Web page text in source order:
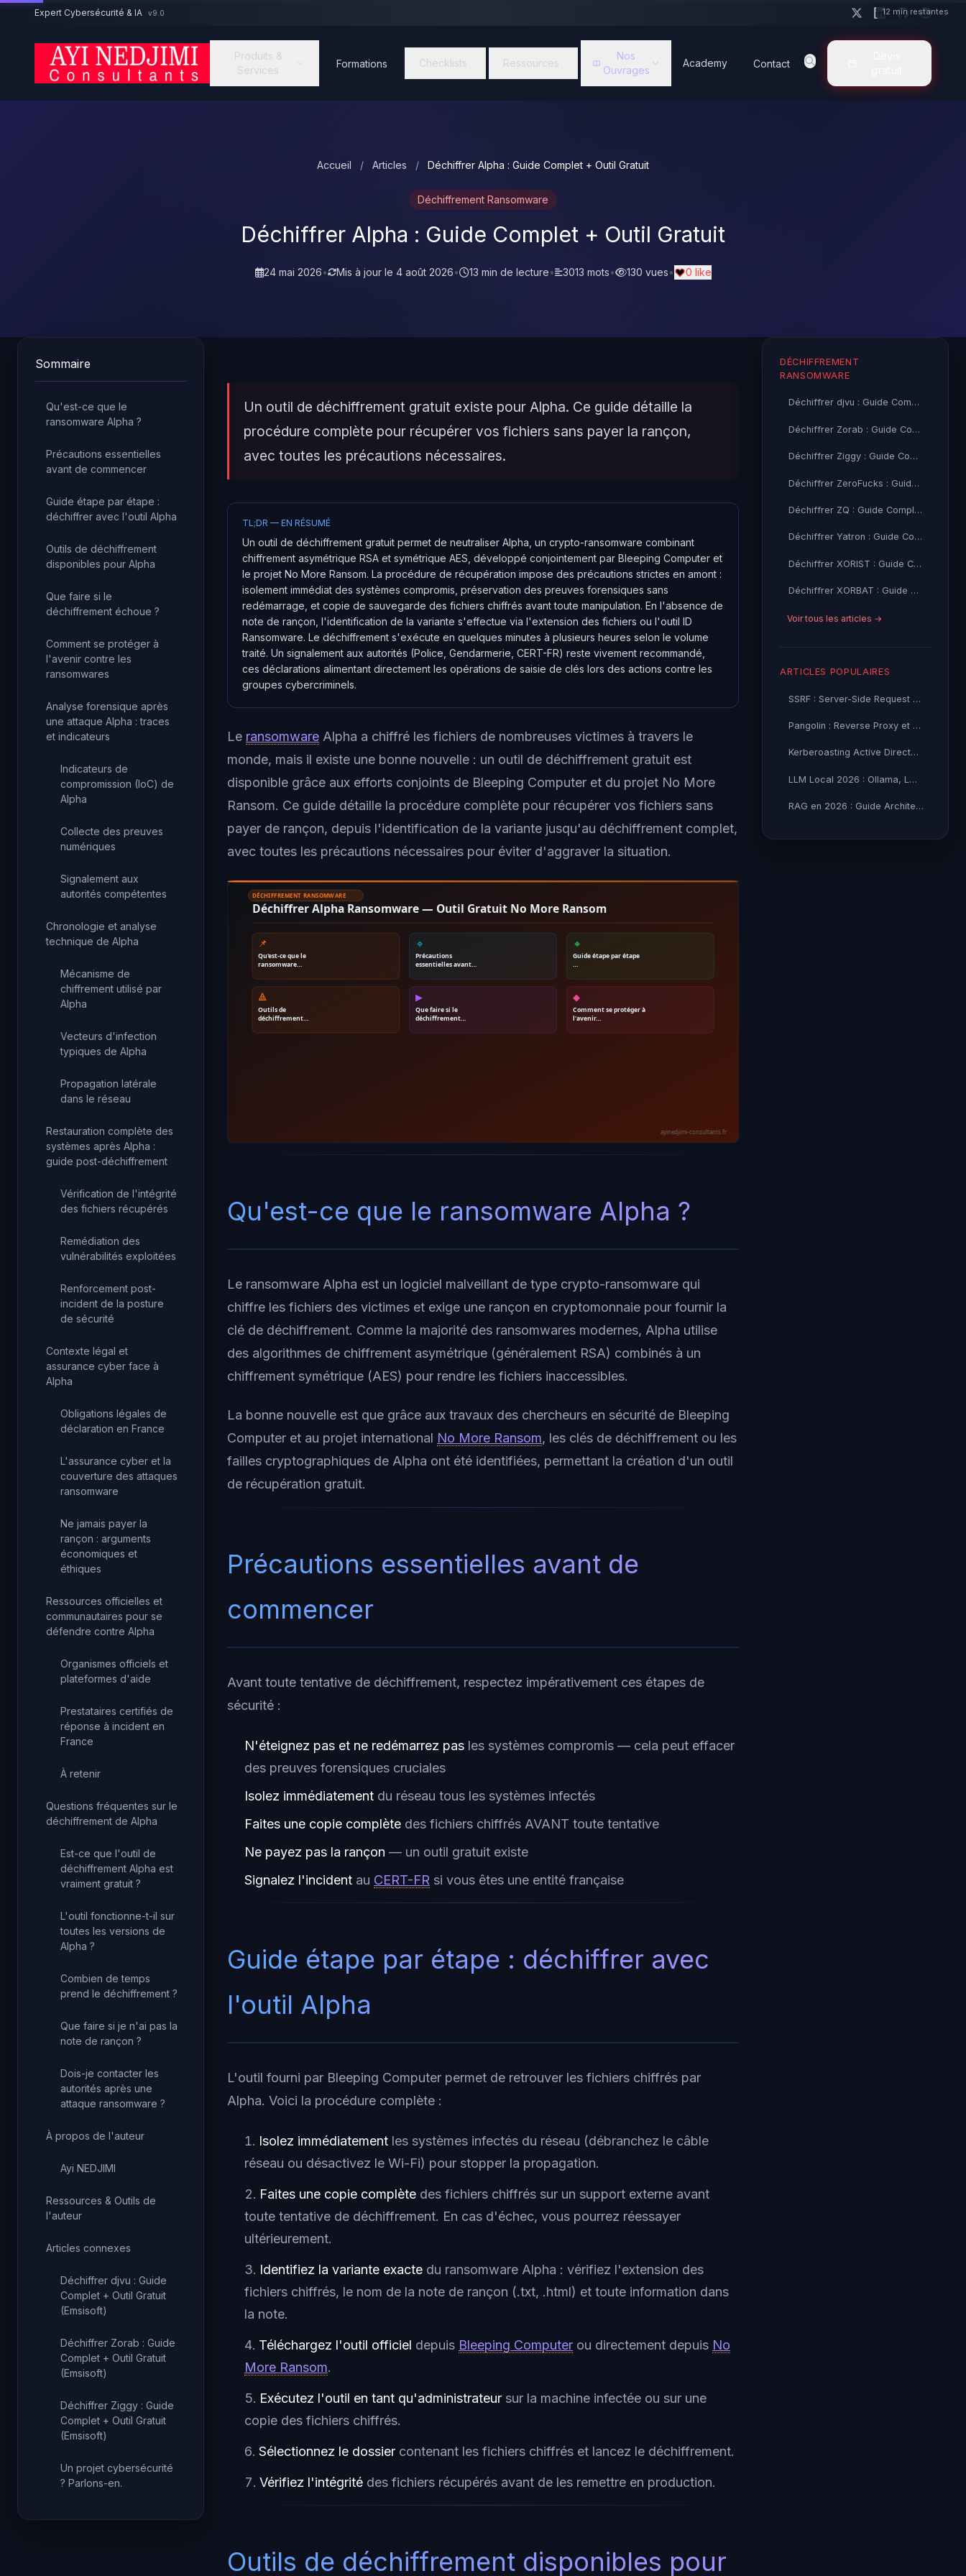
Aller au contenu principal
Expert Cybersécurité & IA v9.0
Produits &
Services
Formations Checklists Ressources
Nos
Ouvrages
Academy Contact
Accueil / Articles / Déchiffrer Alpha : Guide Complet + Outil Gratuit
Déchiffrement Ransomware
Déchiffrer Alpha : Guide Complet + Outil Gratuit
24 mai 2026• Mis à jour le 4 août 2026• 13 min de lecture• 3013 mots• 130 vues• 0 like
Sommaire
Qu'est-ce que le
ransomware Alpha ?
Précautions essentielles
avant de commencer
Guide étape par étape :
déchiffrer avec l'outil Alpha
Outils de déchiffrement
disponibles pour Alpha
Que faire si le
déchiffrement échoue ?
Comment se protéger à
l'avenir contre les
ransomwares
Analyse forensique après
une attaque Alpha : traces
et indicateurs
Indicateurs de
compromission (IoC) de
Alpha
Collecte des preuves
numériques
Signalement aux
autorités compétentes
Chronologie et analyse
technique de Alpha
Mécanisme de
chiffrement utilisé par
Alpha
Vecteurs d'infection
typiques de Alpha
Propagation latérale
dans le réseau
Restauration complète des
systèmes après Alpha :
guide post-déchiffrement
Vérification de l'intégrité
des fichiers récupérés
Remédiation des
vulnérabilités exploitées
Renforcement post-
incident de la posture
de sécurité
Contexte légal et
assurance cyber face à
Alpha
Obligations légales de
déclaration en France
L'assurance cyber et la
couverture des attaques
ransomware
Ne jamais payer la
rançon : arguments
économiques et
éthiques
Ressources officielles et
communautaires pour se
défendre contre Alpha
Organismes officiels et
plateformes d'aide
Prestataires certifiés de
réponse à incident en
France
À retenir
Questions fréquentes sur le
déchiffrement de Alpha
Est-ce que l'outil de
déchiffrement Alpha est
vraiment gratuit ?
L'outil fonctionne-t-il sur
toutes les versions de
Alpha ?
Combien de temps
prend le déchiffrement ?
Que faire si je n'ai pas la
note de rançon ?
Dois-je contacter les
autorités après une
attaque ransomware ?
À propos de l'auteur
Ayi NEDJIMI
Ressources & Outils de
l'auteur
Articles connexes
Déchiffrer djvu : Guide
Complet + Outil Gratuit
(Emsisoft)
Déchiffrer Zorab : Guide
Complet + Outil Gratuit
(Emsisoft)
Déchiffrer Ziggy : Guide
Complet + Outil Gratuit
(Emsisoft)
Un projet cybersécurité
? Parlons-en.
Un outil de déchiffrement gratuit existe pour Alpha. Ce guide détaille la
procédure complète pour récupérer vos fichiers sans payer la rançon,
avec toutes les précautions nécessaires.
TL;DR — EN RÉSUMÉ
Un outil de déchiffrement gratuit permet de neutraliser Alpha, un crypto-ransomware combinant
chiffrement asymétrique RSA et symétrique AES, développé conjointement par Bleeping Computer et
le projet No More Ransom. La procédure de récupération impose des précautions strictes en amont :
isolement immédiat des systèmes compromis, préservation des preuves forensiques sans
redémarrage, et copie de sauvegarde des fichiers chiffrés avant toute manipulation. En l'absence de
note de rançon, l'identification de la variante s'effectue via l'extension des fichiers ou l'outil ID
Ransomware. Le déchiffrement s'exécute en quelques minutes à plusieurs heures selon le volume
traité. Un signalement aux autorités (Police, Gendarmerie, CERT-FR) reste vivement recommandé,
ces déclarations alimentant directement les opérations de saisie de clés lors des actions contre les
groupes cybercriminels.
Le ransomware Alpha a chiffré les fichiers de nombreuses victimes à travers le
monde, mais il existe une bonne nouvelle : un outil de déchiffrement gratuit est
disponible grâce aux efforts conjoints de Bleeping Computer et du projet No More
Ransom. Ce guide détaille la procédure complète pour récupérer vos fichiers sans
payer de rançon, depuis l'identification de la variante jusqu'au déchiffrement complet,
avec toutes les précautions nécessaires pour éviter d'aggraver la situation.
DÉCHIFFREMENT RANSOMWARE
Déchiffrer Alpha Ransomware — Outil Gratuit No More Ransom
📌
Qu'est-ce que le
ransomware…
🔹
Précautions
essentielles avant…
🔸
Guide étape par étape
…
🔺
Outils de
déchiffrement…
▶
Que faire si le
déchiffrement…
◆
Comment se protéger à
l'avenir…
ayinedjimi-consultants.fr
Qu'est-ce que le ransomware Alpha ?
Le ransomware Alpha est un logiciel malveillant de type crypto-ransomware qui
chiffre les fichiers des victimes et exige une rançon en cryptomonnaie pour fournir la
clé de déchiffrement. Comme la majorité des ransomwares modernes, Alpha utilise
des algorithmes de chiffrement asymétrique (généralement RSA) combinés à un
chiffrement symétrique (AES) pour rendre les fichiers inaccessibles.
La bonne nouvelle est que grâce aux travaux des chercheurs en sécurité de Bleeping
Computer et au projet international No More Ransom, les clés de déchiffrement ou les
failles cryptographiques de Alpha ont été identifiées, permettant la création d'un outil
de récupération gratuit.
Précautions essentielles avant de
commencer
Avant toute tentative de déchiffrement, respectez impérativement ces étapes de
sécurité :
N'éteignez pas et ne redémarrez pas les systèmes compromis — cela peut effacer
des preuves forensiques cruciales
Isolez immédiatement du réseau tous les systèmes infectés
Faites une copie complète des fichiers chiffrés AVANT toute tentative
Ne payez pas la rançon — un outil gratuit existe
Signalez l'incident au CERT-FR si vous êtes une entité française
Guide étape par étape : déchiffrer avec
l'outil Alpha
L'outil fourni par Bleeping Computer permet de retrouver les fichiers chiffrés par
Alpha. Voici la procédure complète :
Isolez immédiatement les systèmes infectés du réseau (débranchez le câble
réseau ou désactivez le Wi-Fi) pour stopper la propagation.
Faites une copie complète des fichiers chiffrés sur un support externe avant
toute tentative de déchiffrement. En cas d'échec, vous pourrez réessayer
ultérieurement.
Identifiez la variante exacte du ransomware Alpha : vérifiez l'extension des
fichiers chiffrés, le nom de la note de rançon (.txt, .html) et toute information dans
la note.
Téléchargez l'outil officiel depuis Bleeping Computer ou directement depuis No
More Ransom.
Exécutez l'outil en tant qu'administrateur sur la machine infectée ou sur une
copie des fichiers chiffrés.
Sélectionnez le dossier contenant les fichiers chiffrés et lancez le déchiffrement.
Vérifiez l'intégrité des fichiers récupérés avant de les remettre en production.
Outils de déchiffrement disponibles pour
DÉCHIFFREMENT
RANSOMWARE
Déchiffrer djvu : Guide Complet + Outil Gratuit (Emsisoft)
Déchiffrer Zorab : Guide Complet + Outil Gratuit (Emsisoft)
Déchiffrer Ziggy : Guide Complet + Outil Gratuit (Emsisoft)
Déchiffrer ZeroFucks : Guide Complet + Outil Gratuit (Emsisoft)
Déchiffrer ZQ : Guide Complet + Outil Gratuit (Emsisoft)
Déchiffrer Yatron : Guide Complet + Outil Gratuit (Kaspersky)
Déchiffrer XORIST : Guide Complet + Outil Gratuit (TM, Emsisoft)
Déchiffrer XORBAT : Guide Complet + Outil Gratuit (TM)
Voir tous les articles →
ARTICLES POPULAIRES
SSRF : Server-Side Request Forgery — Exploitation Avancée
Pangolin : Reverse Proxy et Tunnel Self-Hosted — Guide
Kerberoasting Active Directory : Attaque et Défense 2026
LLM Local 2026 : Ollama, LM Studio ou vLLM — Quel Outil selon
RAG en 2026 : Guide Architecture, Vectorisation & Chunking
12 min restantes